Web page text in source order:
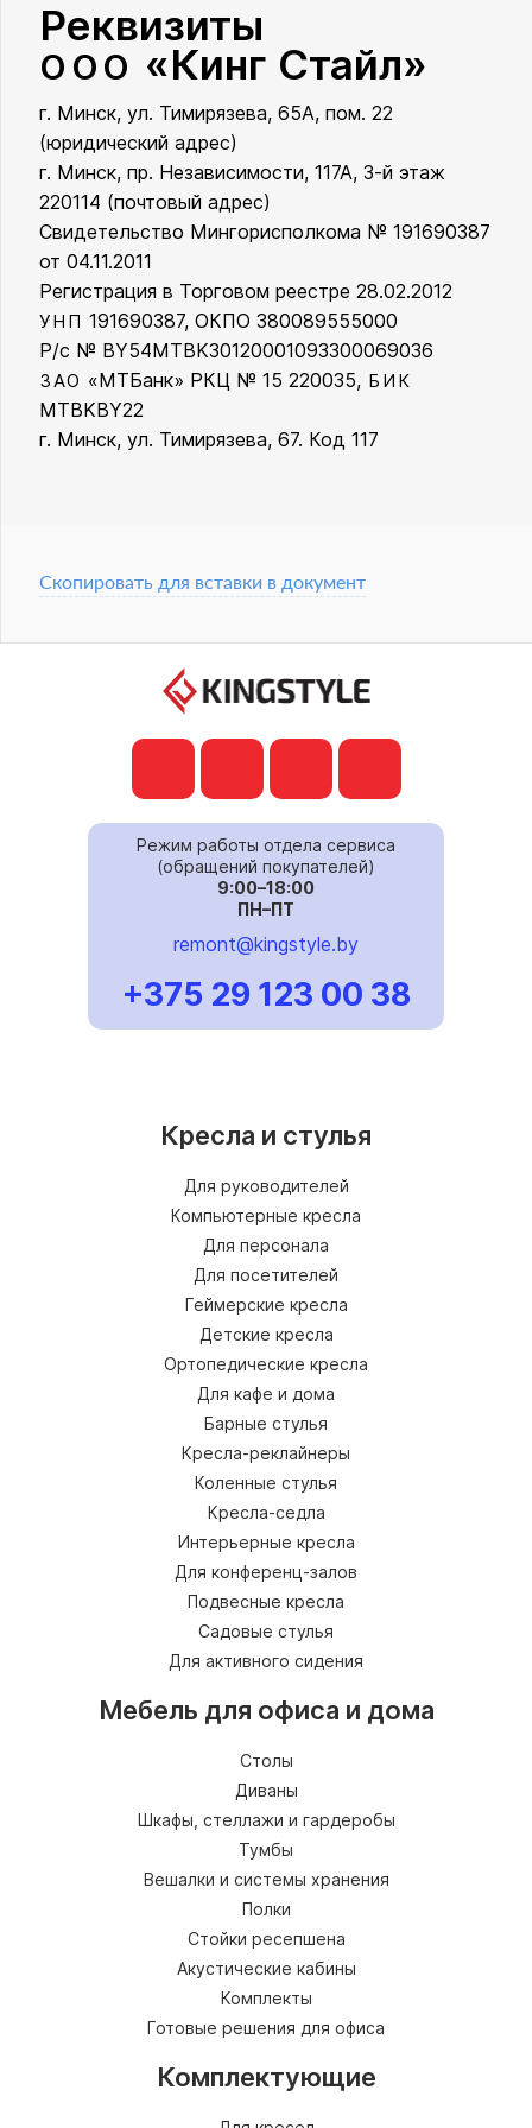
Реквизиты
ООО «Кинг Стайл»
ООО «Кинг Стайл»
г. Минск, ул. Тимирязева, 65А, пом. 22
(юридический адрес)
г. Минск, пр. Независимости, 117А, 3-й этаж
220114 (почтовый адрес)
Свидетельство Мингорисполкома № 191690387
от 04.11.2011
Регистрация в Торговом реестре 28.02.2012
УНП 191690387, ОКПО 380089555000
Р/с № BY54MTBK30120001093300069036
ЗАО «МТБанк» РКЦ № 15 220035, БИК
MTBKBY22
г. Минск, ул. Тимирязева, 67. Код 117
Скопировать для вставки в документ
Режим работы отдела сервиса
(обращений покупателей)
9:00–18:00
ПН–ПТ
remont@kingstyle.by
+375 29 123 00 38
Кресла и стулья
Для руководителей
Компьютерные кресла
Для персонала
Для посетителей
Геймерские кресла
Детские кресла
Ортопедические кресла
Для кафе и дома
Барные стулья
Кресла-реклайнеры
Коленные стулья
Кресла-седла
Интерьерные кресла
Для конференц-залов
Подвесные кресла
Садовые стулья
Для активного сидения
Мебель для офиса и дома
Столы
Диваны
Шкафы, стеллажи и гардеробы
Тумбы
Вешалки и системы хранения
Полки
Стойки ресепшена
Акустические кабины
Комплекты
Готовые решения для офиса
Комплектующие